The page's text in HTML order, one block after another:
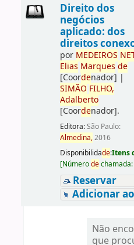
Direito dos
negócios
aplicado: dos
direitos
por MEDEIROS
Elias Marques de
[Coordenador] |
SIMÃO FILHO,
Adalberto
[Coordenador].
Editora:São Paulo:
Almedina,2016
Disponibilidade:Itens
[Númerodechamada:
Reservar
Adicionar
Não
que